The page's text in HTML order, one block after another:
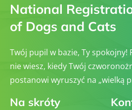
National
of Dogs and Cats
Twój pupil w bazie, Ty spokojny!
nie wiesz, kiedy Twój
postanowi wyruszyć na „wielką
Na skróty